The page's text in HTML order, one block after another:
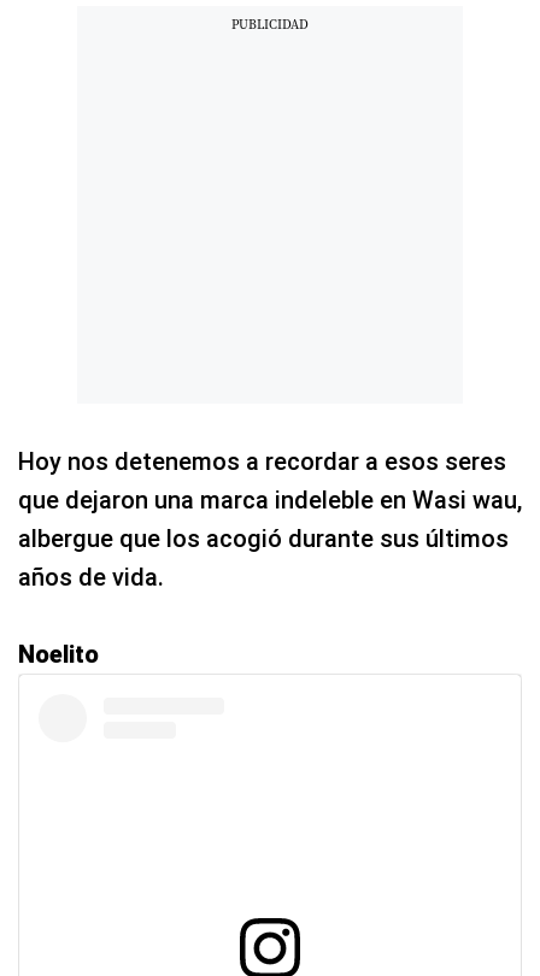
Hoy nos detenemos a recordar a esos seres
que dejaron una marca indeleble en Wasi wau,
albergue que los acogió durante sus últimos
años de vida.
Noelito